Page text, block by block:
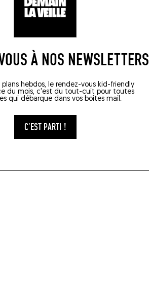
À NOS NEWSLETTERS
plans hebdos, le rendez-vous kid-friendly
du mois, c'est du tout-cuit pour toutes
qui débarque dans vos boîtes mail.
C'EST PARTI !